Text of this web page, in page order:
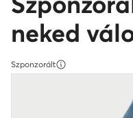
neked
Szponzorált